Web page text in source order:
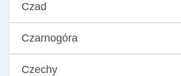
Czad
Czarnogóra
Czechy